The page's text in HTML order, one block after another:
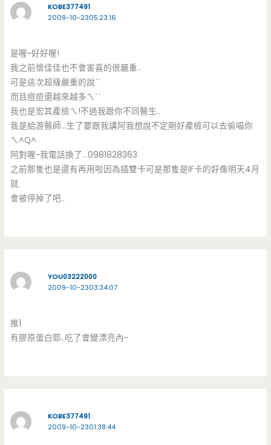
KOBE377491
2009-10-2305:23:16
是喔~好好喔!
我之前懷佳佳也不會害喜的很嚴重..
可是這次超級嚴重的說ˊˋ
而且痘痘還越來越多ㄟˋˊ
我也是宏其產檢ㄟ!不過我跟你不同醫生..
我是給游醫師…生了要跟我講阿我想說不定剛好產檢可以去偷喵你
ㄟ^Q^
阿對喔~我電話換了…0981828363
之前那隻也是還有再用啦因為插雙卡可是那隻是IF卡的好像明天4月
就
會被停掉了吧..
YOU03222000
2009-10-2303:34:07
推1
有膠原蛋白耶..吃了會變漂亮內~
KOBE377491
2009-10-2301:38:44